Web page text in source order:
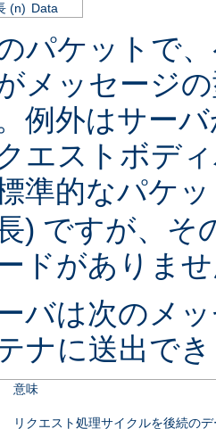
(n) Data
パケットで
メッセージ
例外はサー
エストボデ
準的なパケ
) ですが、そ
ドがありま
バは次のメ
ナに送出で
意味
リクエスト処理サイクルを後続の